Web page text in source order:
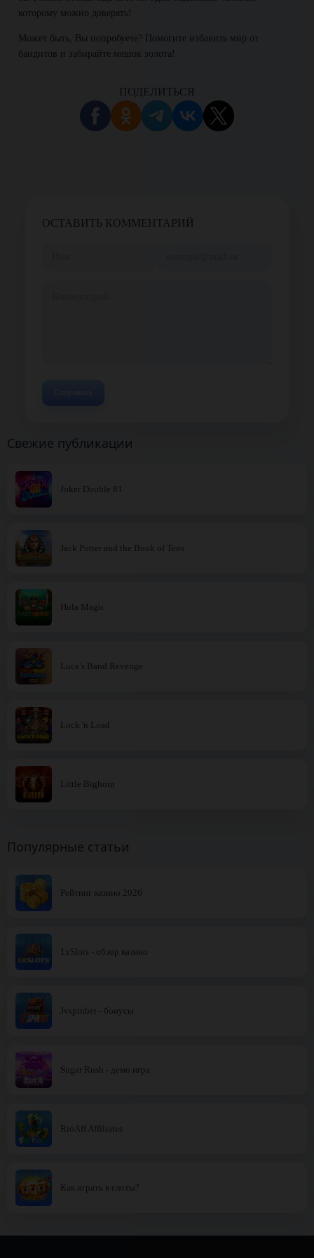
которому можно доверять!
Может быть, Вы попробуете? Помогите избавить мир от
бандитов и забирайте мешок золота!
ПОДЕЛИТЬСЯ
ОСТАВИТЬ КОММЕНТАРИЙ
Свежие публикации
Joker Double 81
Jack Potter and the Book of Teos
Hula Magic
Luca’s Band Revenge
Lock 'n Load
Little Bighorn
Популярные статьи
Рейтинг казино 2026
1xSlots - обзор казино
Jvspinbet - бонусы
Sugar Rush - демо игра
RioAff Affiliates
Как играть в слоты?